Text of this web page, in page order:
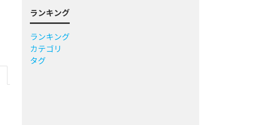
ランキング
ランキング
カテゴリ
タグ